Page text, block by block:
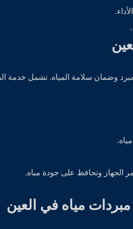
وضمان سلامة المياه. تشمل خدمة
الجهاز وتحافظ على جودة مياه.
مياه في العين